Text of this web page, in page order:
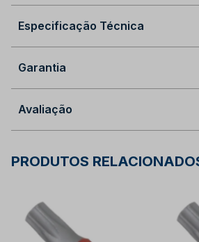
Especificação Técnica
Garantia
Avaliação
PRODUTOS